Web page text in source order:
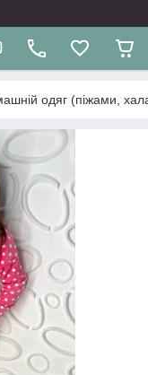
одяг (піжами,